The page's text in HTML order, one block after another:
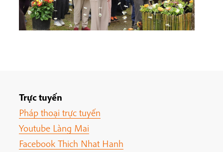
Trực tuyến
Pháp thoại trực tuyến
Youtube Làng Mai
Facebook Thich Nhat Hanh